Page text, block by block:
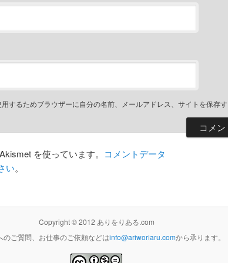
するためブラウザーに自分の名前、メールアドレス、サイトを保存
を使っています。 コメントデータ
い。
Copyright © 2012 ありをりある.com
のご質問、お仕事のご依頼などはinfo@ariworiaru.comから承ります。